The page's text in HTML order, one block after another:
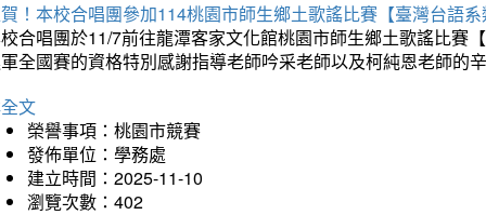
！本校合唱團參加114桃園市師生鄉土歌謠比賽【臺灣台語
合唱團於11/7前往龍潭客家文化館桃園市師生鄉土歌謠比賽
全國賽的資格特別感謝指導老師吟采老師以及柯純恩老師的
文
榮譽事項：桃園市競賽
發佈單位：學務處
建立時間：2025-11-10
瀏覽次數：402